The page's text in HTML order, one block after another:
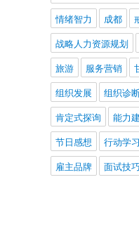
情绪智力
成都
战略人力资源规划
旅游
服务营销
组织发展
组织诊
肯定式探询
能力
节日感想
行动学习
雇主品牌
面试技